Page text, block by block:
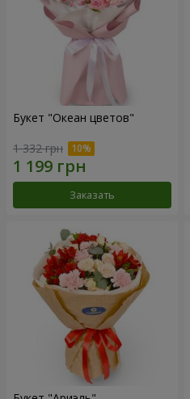
Букет "Океан цветов"
1 332 грн
Заказать